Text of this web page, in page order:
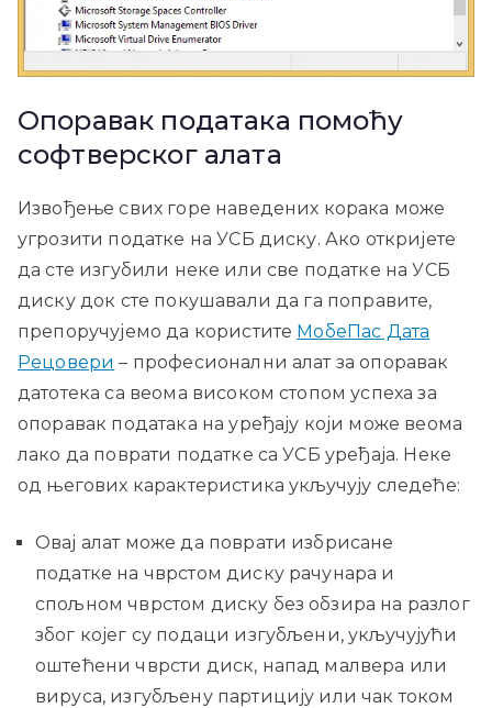
Опоравак података помоћу
софтверског алата
Извођење свих горе наведених корака може
угрозити податке на УСБ диску. Ако откријете
да сте изгубили неке или све податке на УСБ
диску док сте покушавали да га поправите,
препоручујемо да користите МобеПас Дата
Рецовери – професионални алат за опоравак
датотека са веома високом стопом успеха за
опоравак података на уређају који може веома
лако да поврати податке са УСБ уређаја. Неке
од његових карактеристика укључују следеће:
Овај алат може да поврати избрисане
податке на чврстом диску рачунара и
спољном чврстом диску без обзира на разлог
због којег су подаци изгубљени, укључујући
оштећени чврсти диск, напад малвера или
вируса, изгубљену партицију или чак током